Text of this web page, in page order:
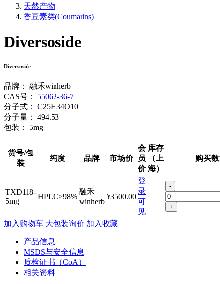
天然产物
香豆素类(Coumarins)
Diversoside
Diversoside
品牌：
融禾winherb
CAS号：
55062-36-7
分子式：
C25H34O10
分子量：
494.53
包装：
5mg
货号/包
装
纯度 品牌 市场价
会
员
价
库存
（上
海）
购买
TXD118-
5mg
HPLC≥98%
融禾
winherb
¥3500.00
登
录
可
见
-
+
加入购物车 大包装询价 加入收藏
产品信息
MSDS与安全信息
质检证书（CoA）
相关资料